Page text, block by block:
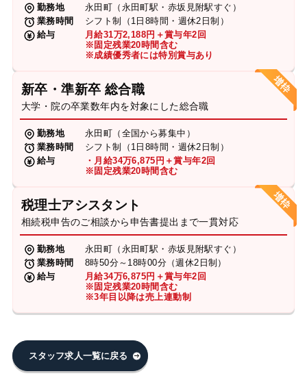
勤務地
永田町（永田町駅・赤坂見附駅すぐ）
業務時間
シフト制（1日8時間・週休2日制）
給与
月給31万2,188円＋賞与年2回
※固定残業20時間含む
※成績優秀者には特別賞与あり
新卒・準新卒 総合職
大学・院の卒業数年内を対象にした総合職
勤務地
永田町（全国から募集中）
業務時間
シフト制（1日8時間・週休2日制）
給与
・月給34万6,875円＋賞与年2回
※固定残業20時間含む
税理士アシスタント
相続税申告のご相談から申告書提出まで一貫対応
勤務地
永田町（永田町駅・赤坂見附駅すぐ）
業務時間
8時50分～18時00分（週休2日制）
給与
月給34万6,875円＋賞与年2回
※固定残業20時間含む
※3年目以降は売上連動制
スタッフ求人一覧に戻る